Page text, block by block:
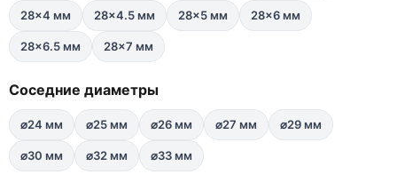
28×4 мм 28×4.5 мм 28×5 мм 28×6 мм
28×6.5 мм 28×7 мм
Соседние диаметры
⌀24 мм ⌀25 мм ⌀26 мм ⌀27 мм ⌀29 мм
⌀30 мм ⌀32 мм ⌀33 мм